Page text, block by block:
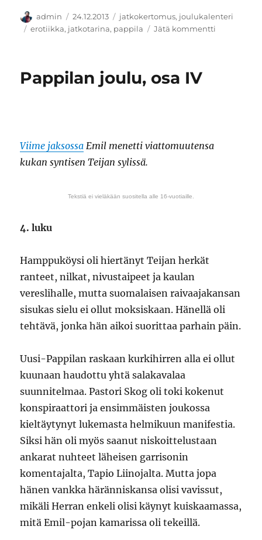
Kirjoittaja
admin Julkaistu
24.12.2013 Kategoriat
jatkokertomus, joulukalenteri
Avainsanat
erotiikka, jatkotarina, pappila Jätä kommentti
Pappilan joulu, osa IV
Viime jaksossa Emil menetti viattomuutensa
kukan syntisen Teijan sylissä.
Tekstiä ei vieläkään suositella alle 16-vuotiaille.
4. luku
Hamppuköysi oli hiertänyt Teijan herkät
ranteet, nilkat, nivustaipeet ja kaulan
vereslihalle, mutta suomalaisen raivaajakansan
sisukas sielu ei ollut moksiskaan. Hänellä oli
tehtävä, jonka hän aikoi suorittaa parhain päin.
Uusi-Pappilan raskaan kurkihirren alla ei ollut
kuunaan haudottu yhtä salakavalaa
suunnitelmaa. Pastori Skog oli toki kokenut
konspiraattori ja ensimmäisten joukossa
kieltäytynyt lukemasta helmikuun manifestia.
Siksi hän oli myös saanut niskoittelustaan
ankarat nuhteet läheisen garrisonin
komentajalta, Tapio Liinojalta. Mutta jopa
hänen vankka häränniskansa olisi vavissut,
mikäli Herran enkeli olisi käynyt kuiskaamassa,
mitä Emil-pojan kamarissa oli tekeillä.